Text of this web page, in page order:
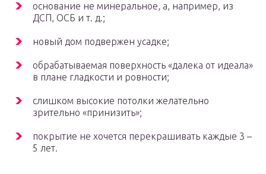
основание не минеральное, а, например, из
ДСП, ОСБ и т. д.;
новый дом подвержен усадке;
обрабатываемая поверхность «далека от идеала»
в плане гладкости и ровности;
слишком высокие потолки желательно
зрительно «принизить»;
покрытие не хочется перекрашивать каждые 3 –
5 лет.